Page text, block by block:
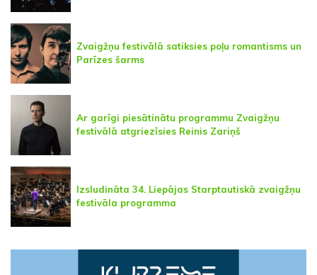
Zvaigžņu festivālā satiksies poļu romantisms un
Parīzes šarms
Ar garīgi piesātinātu programmu Zvaigžņu
festivālā atgriezīsies Reinis Zariņš
Izsludināta 34. Liepājas Starptautiskā zvaigžņu
festivāla programma